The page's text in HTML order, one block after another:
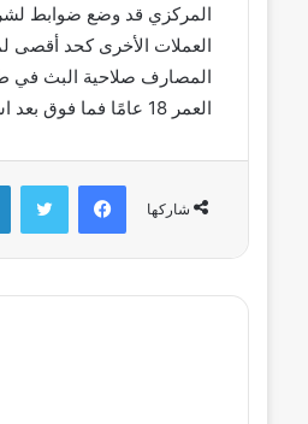
المركزي قد وضع ضوابط
العملات الأخرى كحد أقصى
المصارف صلاحية البث في
العمر 18 عامًا فما فوق بعد استيفاء المتطلبات الواردة بمنصة حجز العملة الأجنبية للأغراض الشخصية.
شاركها
فيسبوك